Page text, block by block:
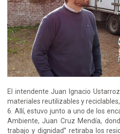
El intendente Juan Ignacio
materiales reutilizables y
6. Allí, estuvo junto a uno de los
Ambiente, Juan Cruz Mendía,
trabajo y dignidad” retiraba los